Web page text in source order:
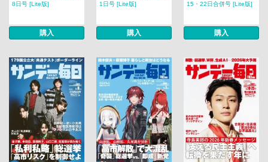
8日号 [Lite版]
購入
1日号 [Lite版]
購入
15・22日合併号 [Lite版]
購入